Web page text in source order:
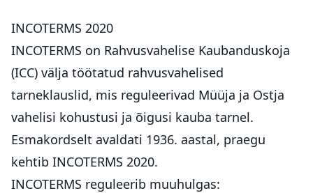
INCOTERMS 2020
INCOTERMS on Rahvusvahelise Kaubanduskoja
(ICC) välja töötatud rahvusvahelised
tarneklauslid, mis reguleerivad Müüja ja Ostja
vahelisi kohustusi ja õigusi kauba tarnel.
Esmakordselt avaldati 1936. aastal, praegu
kehtib INCOTERMS 2020.
INCOTERMS reguleerib muuhulgas: